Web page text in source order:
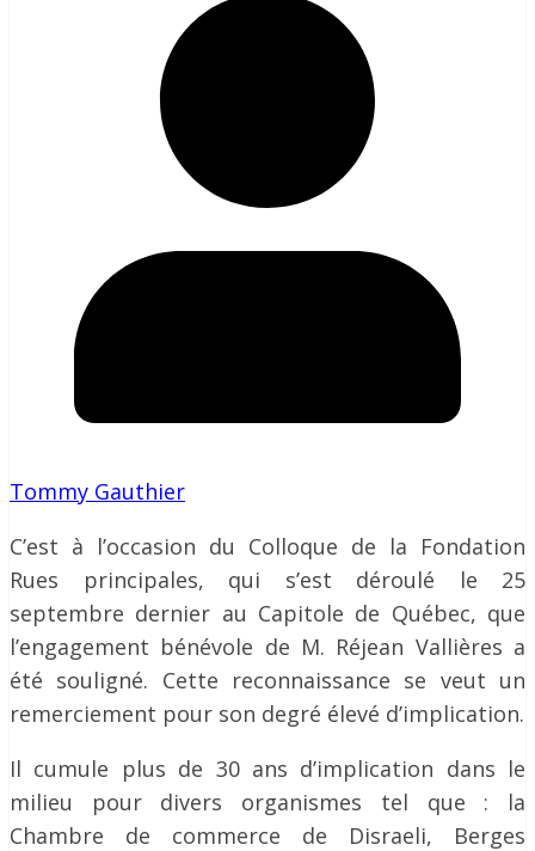
Tommy Gauthier
C’est à l’occasion du Colloque de la Fondation
Rues principales, qui s’est déroulé le 25
septembre dernier au Capitole de Québec, que
l’engagement bénévole de M. Réjean Vallières a
été souligné. Cette reconnaissance se veut un
remerciement pour son degré élevé d’implication.
Il cumule plus de 30 ans d’implication dans le
milieu pour divers organismes tel que : la
Chambre de commerce de Disraeli, Berges